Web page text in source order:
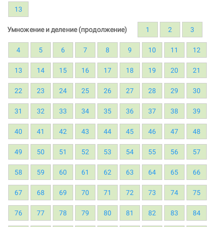
13
Умножение и деление (продолжение) 1 2 3
4 5 6 7 8 9 10 11 12
13 14 15 16 17 18 19 20 21
22 23 24 25 26 27 28 29 30
31 32 33 34 35 36 37 38 39
40 41 42 43 44 45 46 47 48
49 50 51 52 53 54 55 56 57
58 59 60 61 62 63 64 65 66
67 68 69 70 71 72 73 74 75
76 77 78 79 80 81 82 83 84